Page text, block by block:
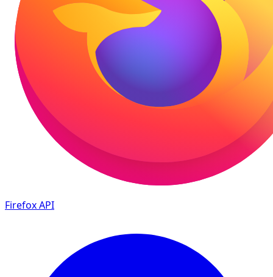
FirefoxAPI